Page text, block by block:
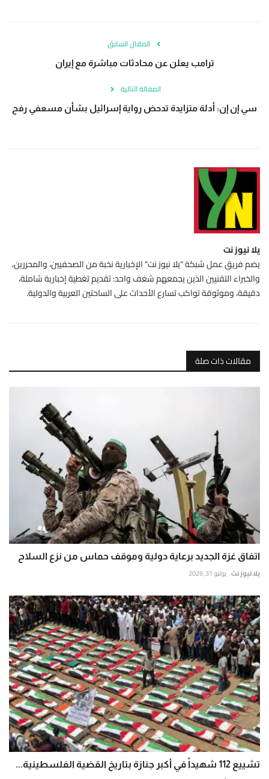
المقال السابق
ترامب يعلن عن محادثات مباشرة مع إيران
المقالة التالية
سي إن إن: أدلة متزايدة تدحض رواية إسرائيل بشأن مسعفي رفح
يلا نيوز نت
يضم فريق عمل شبكة "يلا نيوز نت" الإخبارية نخبة من الصحفيين، والمحررين،
والخبراء التقنيين الذين يجمعهم شغف واحد: تقديم تغطية إخبارية شاملة،
دقيقة، وموثوقة تواكب تسارع الأحداث على الساحتين العربية والدولية.
مقالات ذات صلة
اتفاق غزة الجديد برعاية دولية وموقف حماس من نزع السلاح
يلا نيوز نت يوليو 31, 2026
تشييع 112 شهيداً في أكبر جنازة بتاريخ القضية الفلسطينية...